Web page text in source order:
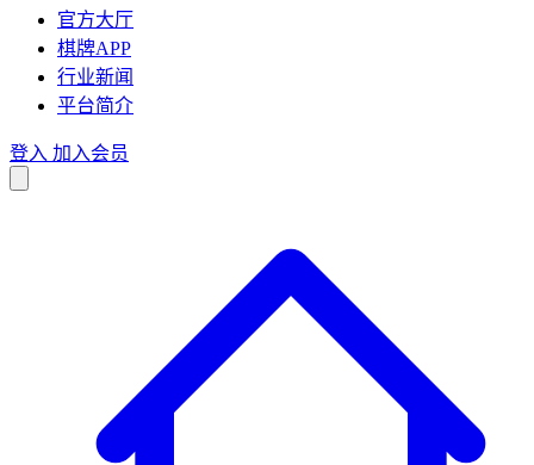
官方大厅
棋牌APP
行业新闻
平台简介
登入 加入会员